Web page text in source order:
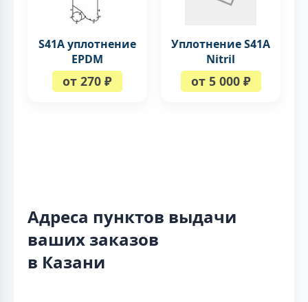
S41A уплотнение
EPDM
от 270 ₽
Уплотнение S41A
Nitril
от 5 000 ₽
Адреса пунктов выдачи
ваших заказов
в Казани